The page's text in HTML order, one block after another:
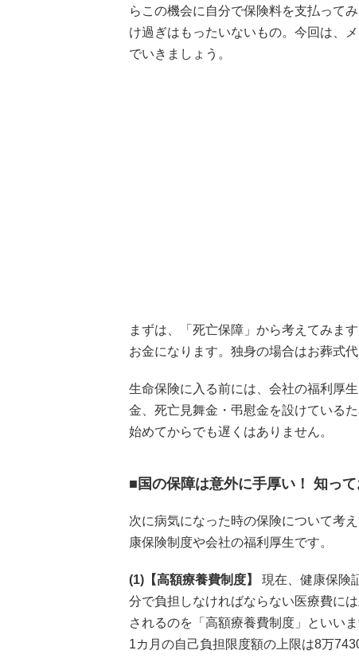
らこの機会に自分で保険料を支払って
け過ぎはもったいないもの。今回は、
でいきましょう。
まずは、「死亡保障」から考えてみま
お金になります。独身の場合はお葬式
生命保険に入る前には、会社の福利厚
金、死亡見舞金・弔慰金を設けている
始めてからでも遅くはありません。
■国の保障は意外に手厚い！ 知っ
次に病気になった時の保険について考
康保険制度や会社の福利厚生です。
(1)【高額療養費制度】 現在、健康保険
分で負担しなければならない医療費に
されるのを「高額療養費制度」といい
1カ月の自己負担限度額の上限は8万